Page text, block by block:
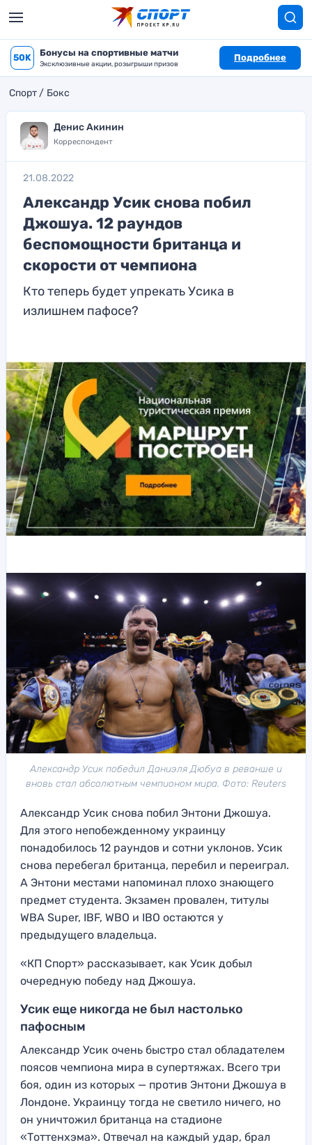
50K Бонусы на спортивные матчи
Эксклюзивные акции, розыгрыши призов
Подробнее
Спорт Бокс
Денис Акинин
Корреспондент
21.08.2022
Александр Усик снова побил
Джошуа. 12 раундов
беспомощности британца и
скорости от чемпиона
Кто теперь будет упрекать Усика в
излишнем пафосе?
Александр Усик победил Даниэля Дюбуа в реванше и
вновь стал абсолютным чемпионом мира. Фото: Reuters
Александр Усик снова побил Энтони Джошуа.
Для этого непобежденному украинцу
понадобилось 12 раундов и сотни уклонов. Усик
снова перебегал британца, перебил и переиграл.
А Энтони местами напоминал плохо знающего
предмет студента. Экзамен провален, титулы
WBA Super, IBF, WBO и IBO остаются у
предыдущего владельца.
«КП Спорт» рассказывает, как Усик добыл
очередную победу над Джошуа.
Усик еще никогда не был настолько
пафосным
Александр Усик очень быстро стал обладателем
поясов чемпиона мира в супертяжах. Всего три
боя, один из которых — против Энтони Джошуа в
Лондоне. Украинцу тогда не светило ничего, но
он уничтожил британца на стадионе
«Тоттенхэма». Отвечал на каждый удар, брал